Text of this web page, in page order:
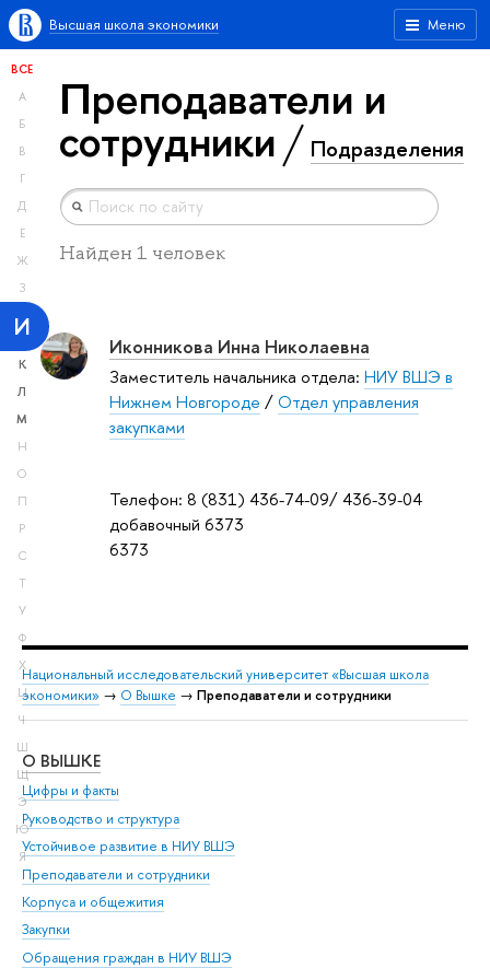
Меню
Высшая школа экономики
ВСЕ
А
Б
В
Г
Д
Е
Ж
З
И
К
Л
М
Н
О
П
Р
С
Т
У
Ф
Х
Ц
Ч
Ш
Щ
Э
Ю
Я
Преподаватели и
сотрудники Подразделения
Найден 1 человек
Телефон: 8 (831) 436-74-09/ 436-39-04
добавочный 6373
6373
Иконникова Инна Николаевна
Заместитель начальника отдела: НИУ ВШЭ в
Нижнем Новгороде /Отдел управления
закупками
Национальный исследовательский университет «Высшая школа
экономики» → О Вышке → Преподаватели и сотрудники
О ВЫШКЕ
Цифры и факты
Руководство и структура
Устойчивое развитие в НИУ ВШЭ
Преподаватели и сотрудники
Корпуса и общежития
Закупки
Обращения граждан в НИУ ВШЭ